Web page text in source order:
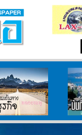
บนเส้นทางธุรกิจ บั